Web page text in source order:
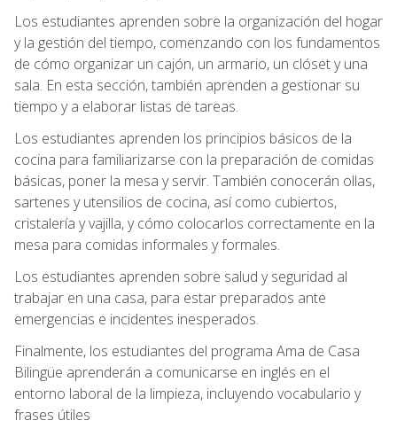
Los estudiantes aprenden sobre la organización del hogar
y la gestión del tiempo, comenzando con los fundamentos
de cómo organizar un cajón, un armario, un clóset y una
sala. En esta sección, también aprenden a gestionar su
tiempo y a elaborar listas de tareas.
Los estudiantes aprenden los principios básicos de la
cocina para familiarizarse con la preparación de comidas
básicas, poner la mesa y servir. También conocerán ollas,
sartenes y utensilios de cocina, así como cubiertos,
cristalería y vajilla, y cómo colocarlos correctamente en la
mesa para comidas informales y formales.
Los estudiantes aprenden sobre salud y seguridad al
trabajar en una casa, para estar preparados ante
emergencias e incidentes inesperados.
Finalmente, los estudiantes del programa Ama de Casa
Bilingüe aprenderán a comunicarse en inglés en el
entorno laboral de la limpieza, incluyendo vocabulario y
frases útiles